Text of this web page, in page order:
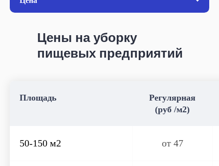
Цены на уборку
пищевых предприятий
Площадь
Регулярная
(руб /м2)
50-150 м2 от 47